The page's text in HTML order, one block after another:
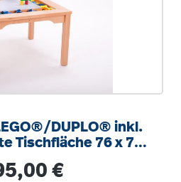
DUPLO® inkl.
Tischfläche 76 x 76
Preis:
€